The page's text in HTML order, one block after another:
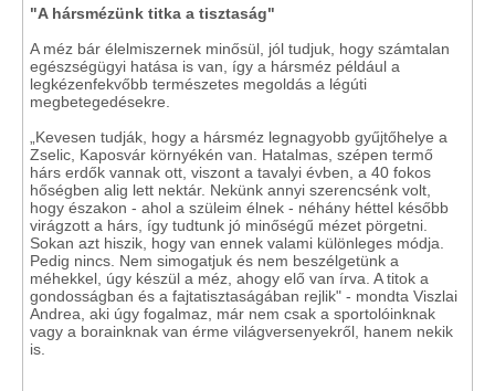
"A hársmézünk titka a tisztaság"
A méz bár élelmiszernek minősül, jól tudjuk, hogy számtalan
egészségügyi hatása is van, így a hársméz például a
legkézenfekvőbb természetes megoldás a légúti
megbetegedésekre.
„Kevesen tudják, hogy a hársméz legnagyobb gyűjtőhelye a
Zselic, Kaposvár környékén van. Hatalmas, szépen termő
hárs erdők vannak ott, viszont a tavalyi évben, a 40 fokos
hőségben alig lett nektár. Nekünk annyi szerencsénk volt,
hogy északon - ahol a szüleim élnek - néhány héttel később
virágzott a hárs, így tudtunk jó minőségű mézet pörgetni.
Sokan azt hiszik, hogy van ennek valami különleges módja.
Pedig nincs. Nem simogatjuk és nem beszélgetünk a
méhekkel, úgy készül a méz, ahogy elő van írva. A titok a
gondosságban és a fajtatisztaságában rejlik" - mondta Viszlai
Andrea, aki úgy fogalmaz, már nem csak a sportolóinknak
vagy a borainknak van érme világversenyekről, hanem nekik
is.